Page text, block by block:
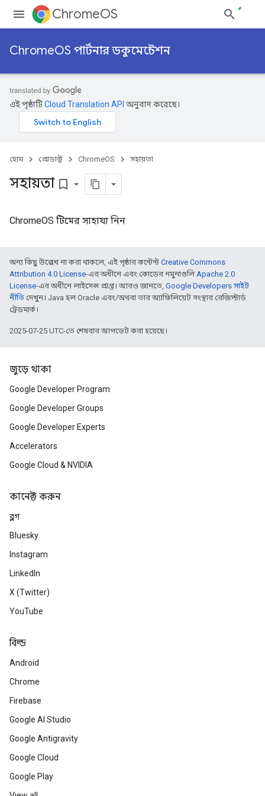
ChromeOS
ChromeOS পার্টনার ডকুমেন্টেশন
এই পৃষ্ঠাটিCloud Translation API অনুবাদ করেছে।
হোম প্রোডাক্ট ChromeOS সহায়তা
সহায়তা bookmark_border
ChromeOS টিমের সাহায্য নিন
অন্য কিছু উল্লেখ না করা থাকলে, এই পৃষ্ঠার কন্টেন্ট Creative Commons
Attribution 4.0 License-এর অধীনে এবং কোডের নমুনাগুলিApache 2.0
License-এর অধীনে লাইসেন্স প্রাপ্ত। আরও জানতে, Google Developers সাইট
নীতি দেখুন। Java হল Oracle এবং/অথবা তার অ্যাফিলিয়েট সংস্থার রেজিস্টার্ড
ট্রেডমার্ক।
2025-07-25 UTC-তে শেষবার আপডেট করা হয়েছে।
জুড়ে থাকা
Google Developer Program
Google Developer Groups
Google Developer Experts
Accelerators
Google Cloud & NVIDIA
কানেক্ট করুন
ব্লগ
Bluesky
Instagram
LinkedIn
X (Twitter)
YouTube
বিল্ড
Android
Chrome
Firebase
Google AI Studio
Google Antigravity
Google Cloud
Google Play